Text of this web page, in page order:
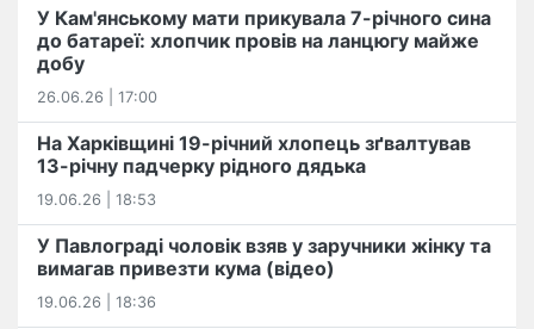
У Кам'янському мати прикувала 7-річного сина
до батареї: хлопчик провів на ланцюгу майже
добу
26.06.26 | 17:00
На Харківщині 19-річний хлопець​ ️зґвалтував
13-річну падчерку рідного дядька
19.06.26 | 18:53
У Павлограді чоловік взяв у заручники жінку та
вимагав привезти кума (відео)
19.06.26 | 18:36